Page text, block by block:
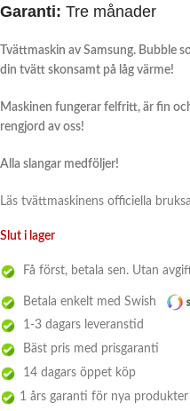
Garanti: Tre månader
Tvättmaskin av Samsung. Bubble
din tvätt skonsamt på låg värme!
Maskinen fungerar felfritt, är fin
rengjord av oss!
Alla slangar medföljer!
Läs tvättmaskinens officiella
Slut i lager
Få först, betala sen. Utan
Betala enkelt med Swish
1-3 dagars leveranstid
Bäst pris med prisgaranti
14 dagars öppet köp
1 års garanti för nya produkter